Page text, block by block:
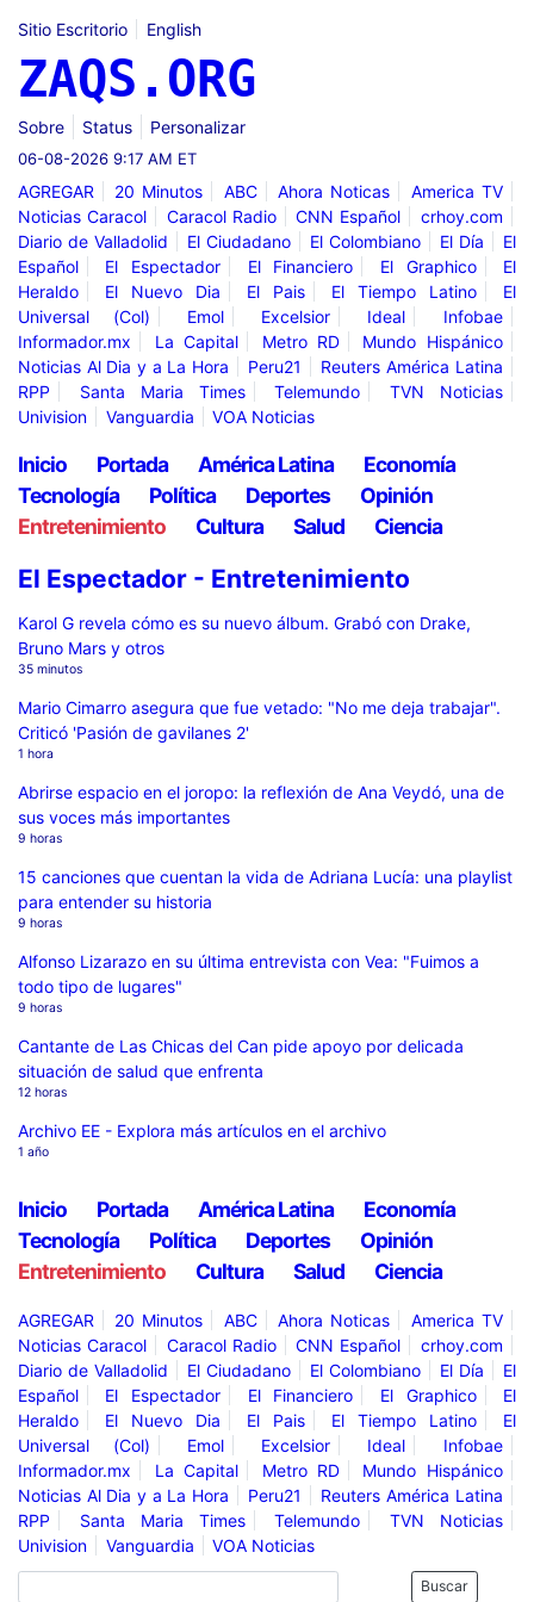
Sitio Escritorio English
ZAQS.ORG
Sobre Status Personalizar
06-08-2026 9:17 AM ET
AGREGAR 20 Minutos ABC Ahora Noticas
America TV
Noticias Caracol
Caracol Radio CNN Español
crhoy.com
Diario de Valladolid
El Ciudadano El Colombiano El Día
El
Español
El Espectador El Financiero El Graphico
El
Heraldo
El Nuevo Dia El Pais El Tiempo Latino
El
Universal (Col)
Emol Excelsior Ideal
Infobae
Informador.mx
La Capital Metro RD
Mundo Hispánico
Noticias Al Dia y a La Hora
Peru21
Reuters América Latina
RPP
Santa Maria Times Telemundo
TVN Noticias
Univision
Vanguardia VOA Noticias
Inicio Portada América Latina
Economía
Tecnología
Política Deportes
Opinión
Entretenimiento
Cultura Salud Ciencia
El Espectador - Entretenimiento
Karol G revela cómo es su nuevo álbum. Grabó con Drake,
Bruno Mars y otros
35 minutos
Mario Cimarro asegura que fue vetado: "No me deja trabajar".
Criticó 'Pasión de gavilanes 2'
1 hora
Abrirse espacio en el joropo: la reflexión de Ana Veydó, una de
sus voces más importantes
9 horas
15 canciones que cuentan la vida de Adriana Lucía: una playlist
para entender su historia
9 horas
Alfonso Lizarazo en su última entrevista con Vea: "Fuimos a
todo tipo de lugares"
9 horas
Cantante de Las Chicas del Can pide apoyo por delicada
situación de salud que enfrenta
12 horas
Archivo EE - Explora más artículos en el archivo
1 año
Inicio Portada América Latina
Economía
Tecnología
Política Deportes
Opinión
Entretenimiento
Cultura Salud Ciencia
AGREGAR 20 Minutos ABC Ahora Noticas
America TV
Noticias Caracol
Caracol Radio CNN Español
crhoy.com
Diario de Valladolid
El Ciudadano El Colombiano El Día
El
Español
El Espectador El Financiero El Graphico
El
Heraldo
El Nuevo Dia El Pais El Tiempo Latino
El
Universal (Col)
Emol Excelsior Ideal
Infobae
Informador.mx
La Capital Metro RD
Mundo Hispánico
Noticias Al Dia y a La Hora
Peru21
Reuters América Latina
RPP
Santa Maria Times Telemundo
TVN Noticias
Univision
Vanguardia VOA Noticias
Buscar